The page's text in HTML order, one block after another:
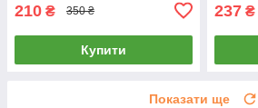
210 ₴ 350 ₴
Купити
237 ₴
Показати ще